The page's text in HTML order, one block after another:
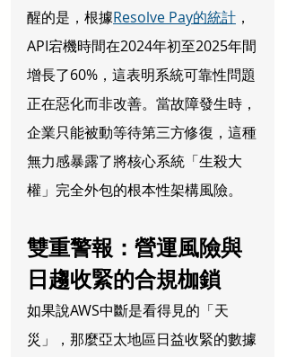
醒的是，根據Resolve Pay的統計 ，
API宕機時間在2024年初至2025年間
增長了60%，這表明系統可靠性問題
正在惡化而非改善。當故障發生時，
企業只能被動等待第三方修復，這種
無力感暴露了將核心系統「生殺大
權」完全外包的根本性架構風險。
雙重警報：營運風險與
日趨收緊的合規枷鎖
如果說AWS中斷是看得見的「天
災」，那麼亞太地區日益收緊的數據